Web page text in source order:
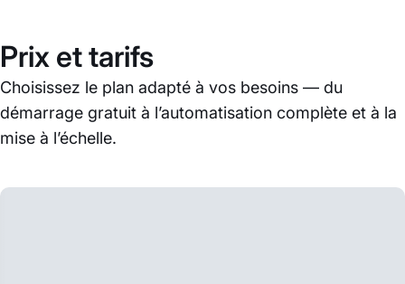
Prix et tarifs
Choisissez le plan adapté à vos besoins — du
démarrage gratuit à l’automatisation complète et à la
mise à l’échelle.